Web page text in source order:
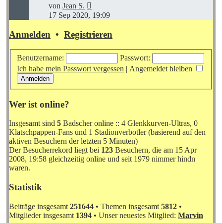
von Jean S.
Beitrag
17 Sep 2020, 19:09
Anmelden • Registrieren
Benutzername:
Passwort:
Ich habe mein Passwort vergessen | Angemeldet bleiben
Wer ist online?
Insgesamt sind 5 Badscher online :: 4 Glenkkurven-Ultras, 0
Klatschpappen-Fans und 1 Stadionverbotler (basierend auf den
aktiven Besuchern der letzten 5 Minuten)
Der Besucherrekord liegt bei 123 Besuchern, die am 15 Apr
2008, 19:58 gleichzeitig online und seit 1979 nimmer hindn
waren.
Statistik
Beiträge insgesamt 251644 • Themen insgesamt 5812 •
Mitglieder insgesamt 1394 • Unser neuestes Mitglied: Marvin